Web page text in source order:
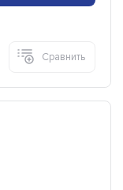
Сравнить